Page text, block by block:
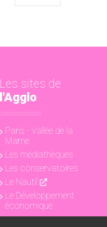
Les sites de
l'Agglo
Paris - Vallée de la
Marne
Les médiathèques
Les conservatoires
Le Nautil
Le Développement
économique